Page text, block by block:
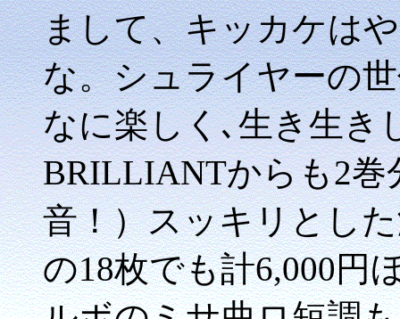
まして、キッカケは
な。シュライヤーの
なに楽しく､生き生き
BRILLIANTからも2巻
音！）スッキリとし
の18枚でも計6,000円